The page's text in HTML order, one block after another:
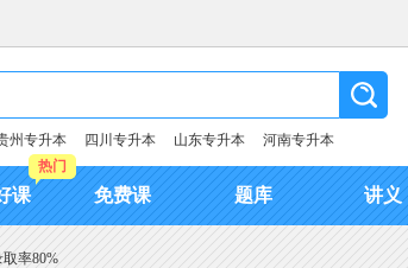
州专升本 四川专升本 山东专升本 河南专升本
课
热门
免费课 题库 讲义
率80%